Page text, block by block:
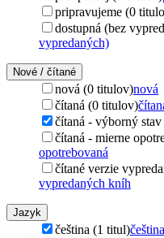
pripravujeme (0
dostupná (bez
vypredaných)
Nové / čítané
nová (0 titulov)nová
čítaná (0 titulov)
čítaná - výborný
čítaná - mierne
opotrebovaná
čítané verzie
vypredaných kníh
Jazyk
čeština (1 titul)čeština